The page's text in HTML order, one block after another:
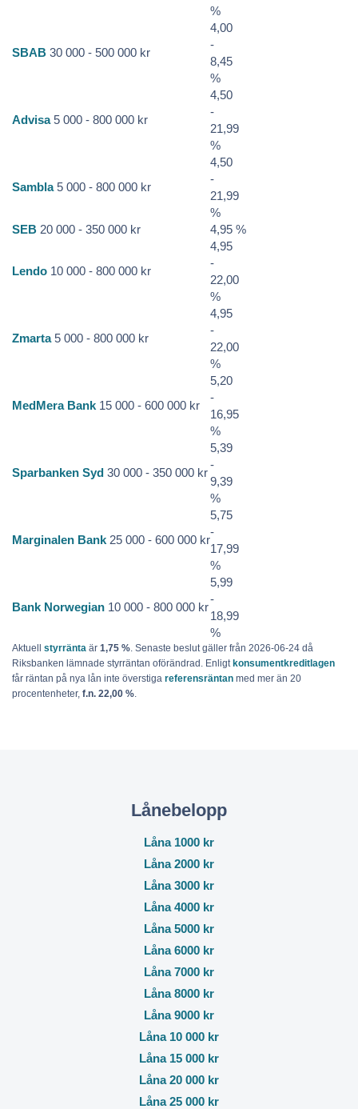
%
SBAB 30 000 - 500 000 kr
4,00
-
8,45
%
Advisa 5 000 - 800 000 kr
4,50
-
21,99
%
Sambla 5 000 - 800 000 kr
4,50
-
21,99
%
SEB 20 000 - 350 000 kr 4,95 %
Lendo 10 000 - 800 000 kr
4,95
-
22,00
%
Zmarta 5 000 - 800 000 kr
4,95
-
22,00
%
MedMera Bank 15 000 - 600 000 kr
5,20
-
16,95
%
Sparbanken Syd 30 000 - 350 000 kr
5,39
-
9,39
%
Marginalen Bank 25 000 - 600 000 kr
5,75
-
17,99
%
Bank Norwegian 10 000 - 800 000 kr
5,99
-
18,99
%
Aktuell styrränta är 1,75 %. Senaste beslut gäller från 2026-06-24 då
Riksbanken lämnade styrräntan oförändrad. Enligtkonsumentkreditlagen
får räntan på nya lån inte överstiga referensräntan med mer än 20
procentenheter, f.n. 22,00 %.
Lånebelopp
Låna 1000 kr
Låna 2000 kr
Låna 3000 kr
Låna 4000 kr
Låna 5000 kr
Låna 6000 kr
Låna 7000 kr
Låna 8000 kr
Låna 9000 kr
Låna 10 000 kr
Låna 15 000 kr
Låna 20 000 kr
Låna 25 000 kr